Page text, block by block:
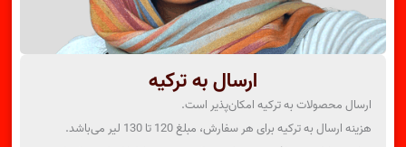
ارسال به ترکیه
ارسال محصولات به ترکیه امکان‌پذیر است.
هزینه ارسال به ترکیه برای هر سفارش، مبلغ 120 تا 130 لیر می‌باشد.